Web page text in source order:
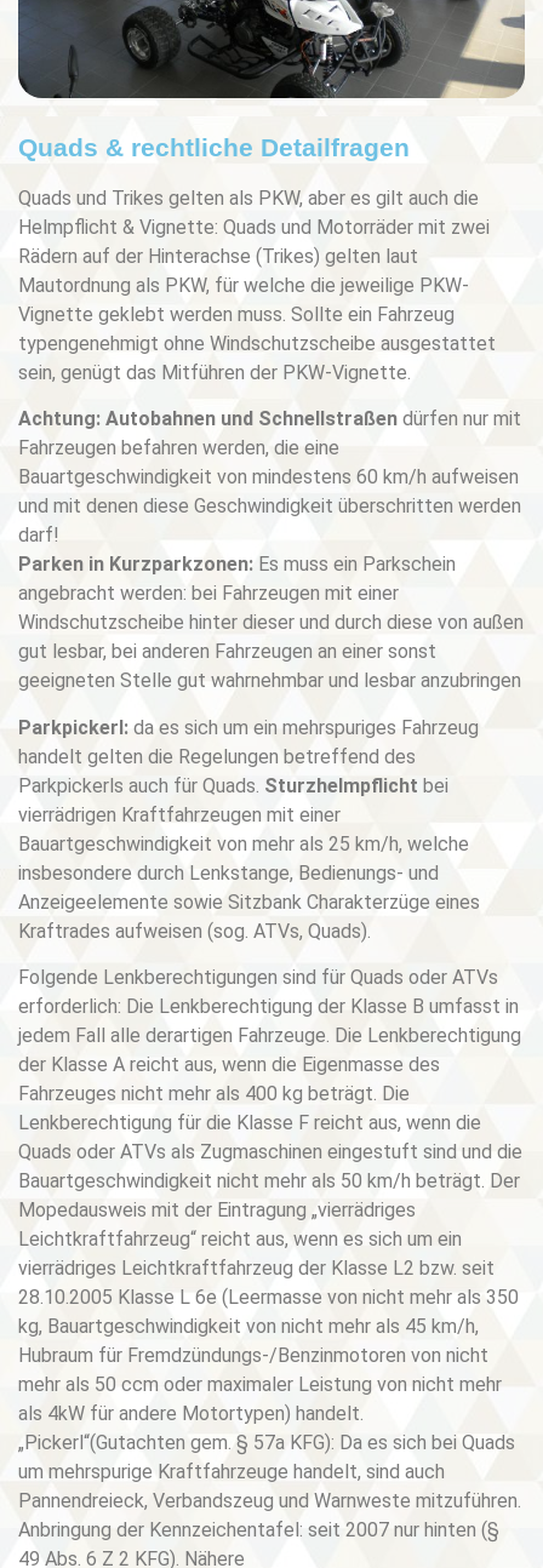
Quads & rechtliche Detailfragen
Quads und Trikes gelten als PKW, aber es gilt auch die
Helmpflicht & Vignette: Quads und Motorräder mit zwei
Rädern auf der Hinterachse (Trikes) gelten laut
Mautordnung als PKW, für welche die jeweilige PKW-
Vignette geklebt werden muss. Sollte ein Fahrzeug
typengenehmigt ohne Windschutzscheibe ausgestattet
sein, genügt das Mitführen der PKW-Vignette.
Achtung: Autobahnen und Schnellstraßen dürfen nur mit
Fahrzeugen befahren werden, die eine
Bauartgeschwindigkeit von mindestens 60 km/h aufweisen
und mit denen diese Geschwindigkeit überschritten werden
darf!
Parken in Kurzparkzonen: Es muss ein Parkschein
angebracht werden: bei Fahrzeugen mit einer
Windschutzscheibe hinter dieser und durch diese von außen
gut lesbar, bei anderen Fahrzeugen an einer sonst
geeigneten Stelle gut wahrnehmbar und lesbar anzubringen
Parkpickerl: da es sich um ein mehrspuriges Fahrzeug
handelt gelten die Regelungen betreffend des
Parkpickerls auch für Quads. Sturzhelmpflicht bei
vierrädrigen Kraftfahrzeugen mit einer
Bauartgeschwindigkeit von mehr als 25 km/h, welche
insbesondere durch Lenkstange, Bedienungs- und
Anzeigeelemente sowie Sitzbank Charakterzüge eines
Kraftrades aufweisen (sog. ATVs, Quads).
Folgende Lenkberechtigungen sind für Quads oder ATVs
erforderlich: Die Lenkberechtigung der Klasse B umfasst in
jedem Fall alle derartigen Fahrzeuge. Die Lenkberechtigung
der Klasse A reicht aus, wenn die Eigenmasse des
Fahrzeuges nicht mehr als 400 kg beträgt. Die
Lenkberechtigung für die Klasse F reicht aus, wenn die
Quads oder ATVs als Zugmaschinen eingestuft sind und die
Bauartgeschwindigkeit nicht mehr als 50 km/h beträgt. Der
Mopedausweis mit der Eintragung „vierrädriges
Leichtkraftfahrzeug“ reicht aus, wenn es sich um ein
vierrädriges Leichtkraftfahrzeug der Klasse L2 bzw. seit
28.10.2005 Klasse L 6e (Leermasse von nicht mehr als 350
kg, Bauartgeschwindigkeit von nicht mehr als 45 km/h,
Hubraum für Fremdzündungs-/Benzinmotoren von nicht
mehr als 50 ccm oder maximaler Leistung von nicht mehr
als 4kW für andere Motortypen) handelt.
„Pickerl“(Gutachten gem. § 57a KFG): Da es sich bei Quads
um mehrspurige Kraftfahrzeuge handelt, sind auch
Pannendreieck, Verbandszeug und Warnweste mitzuführen.
Anbringung der Kennzeichentafel: seit 2007 nur hinten (§
49 Abs. 6 Z 2 KFG). Nähere